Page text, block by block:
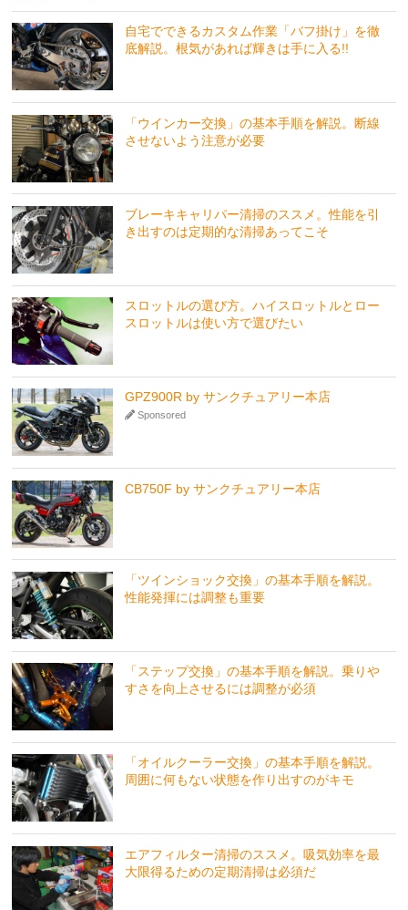
自宅でできるカスタム作業「バフ掛け」を徹
底解説。根気があれば輝きは手に入る!!
「ウインカー交換」の基本手順を解説。断線
させないよう注意が必要
ブレーキキャリパー清掃のススメ。性能を引
き出すのは定期的な清掃あってこそ
スロットルの選び方。ハイスロットルとロー
スロットルは使い方で選びたい
GPZ900R by サンクチュアリー本店
Sponsored
CB750F by サンクチュアリー本店
「ツインショック交換」の基本手順を解説。
性能発揮には調整も重要
「ステップ交換」の基本手順を解説。乗りや
すさを向上させるには調整が必須
「オイルクーラー交換」の基本手順を解説。
周囲に何もない状態を作り出すのがキモ
エアフィルター清掃のススメ。吸気効率を最
大限得るための定期清掃は必須だ